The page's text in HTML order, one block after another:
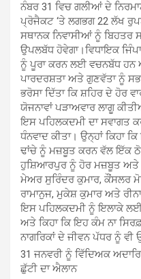
ਨੰਬਰ 31 ਵਿਚ ਗਲੀਆਂ ਦੇ
ਪ੍ਰੋਜੈਕਟ ‘ਤੇ ਲਗਭਗ 22 ਲੱਖ
ਸਥਾਨਕ ਨਿਵਾਸੀਆਂ ਨੂੰ ਬਿਹਤਰ
ਉਪਲਬੱਧ ਹੋਵੇਗਾ।ਵਿਧਾਇਕ
ਨੂੰ ਪੂਰਾ ਕਰਨ ਲਈ ਵਚਨਬੱਧ ਹਨ
ਪਾਰਦਰਸ਼ਤਾ ਅਤੇ ਗੁਣਵੱਤਾ ਨੂੰ
ਭਰੋਸਾ ਦਿੱਤਾ ਕਿ ਸ਼ਹਿਰ ਦੇ ਹੋਰ
ਯੋਜਨਾਵਾਂ ਪੜਾਅਵਾਰ ਲਾਗੂ
ਇਸ ਪਹਿਲਕਦਮੀ ਦਾ ਸਵਾਗਤ
ਧੰਨਵਾਦ ਕੀਤਾ। ਉਨ੍ਹਾਂ ਕਿਹਾ
ਢਾਂਚੇ ਨੂੰ ਮਜ਼ਬੂਤ ਕਰਨ ਵੱਲ ਇੱਕ
ਹੁਸ਼ਿਆਰਪੁਰ ਨੂੰ ਹੋਰ ਮਜ਼ਬੂਤ ਅਤੇ
ਮੇਅਰ ਸੁਰਿੰਦਰ ਕੁਮਾਰ, ਕੌਂਸਲਰ
ਰਾਮਾਨੁਜ, ਮੁਕੇਸ਼ ਕੁਮਾਰ ਅਤੇ
ਇਸ ਪਹਿਲਕਦਮੀ ਨੂੰ ਇਲਾਕੇ
ਅਤੇ ਕਿਹਾ ਕਿ ਇਹ ਕੰਮ ਨਾ
ਨਾਗਰਿਕਾਂ ਦੇ ਜੀਵਨ ਪੱਧਰ ਨੂੰ ਵੀ
31 ਜਨਵਰੀ ਨੂੰ ਵਿੱਦਿਅਕ
ਛੁੱਟੀ ਦਾ ਐਲਾਨ